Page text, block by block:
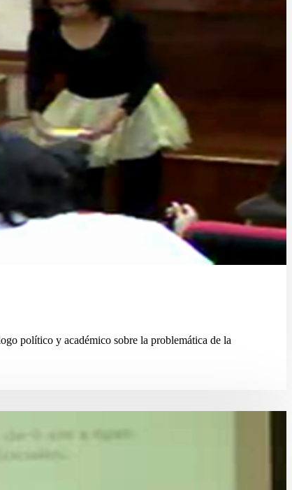
político y académico sobre la problemática de la